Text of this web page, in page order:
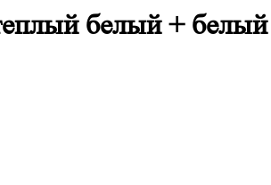
белый + белый